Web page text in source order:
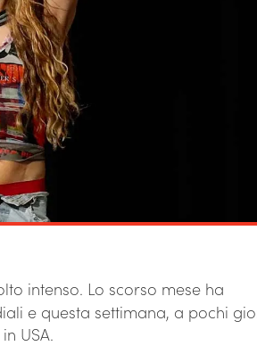
intenso. Lo scorso mese ha
e questa settimana, a pochi
USA.